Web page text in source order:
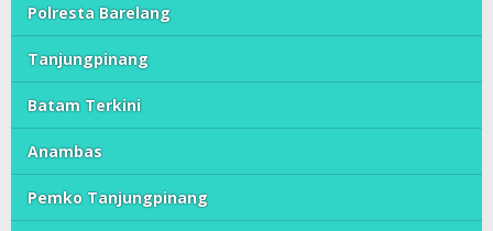
Polresta Barelang
Tanjungpinang
Batam Terkini
Anambas
Pemko Tanjungpinang